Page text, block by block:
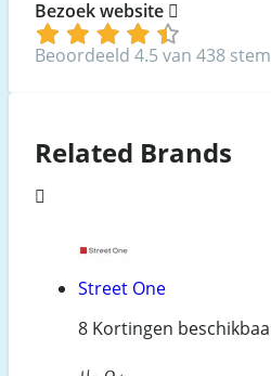
Bezoek website
Beoordeeld 4.5 van 438
Related Brands
Street One
8 Kortingen